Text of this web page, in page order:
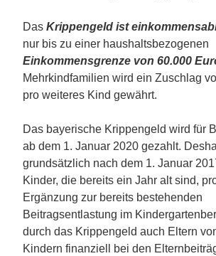
Das Krippengeld ist
nur bis zu einer haushaltsbezogenen
Einkommensgrenze von 60.000
Mehrkindfamilien wird ein Zuschlag
pro weiteres Kind gewährt.
Das bayerische Krippengeld wird für
ab dem 1. Januar 2020 gezahlt.
grundsätzlich nach dem 1. Januar
Kinder, die bereits ein Jahr alt sind,
Ergänzung zur bereits bestehenden
Beitragsentlastung im
durch das Krippengeld auch Eltern
Kindern finanziell bei den